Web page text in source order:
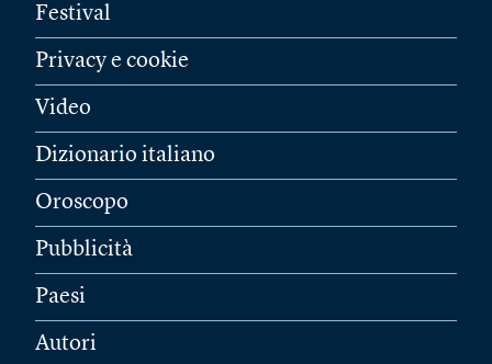
Festival
Privacy e cookie
Video
Dizionario italiano
Oroscopo
Pubblicità
Paesi
Autori